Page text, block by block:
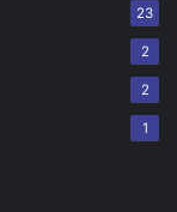
23
2
2
1